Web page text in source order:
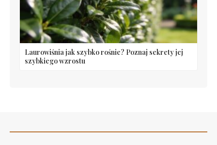
Laurowiśnia jak szybko rośnie? Poznaj sekrety jej
szybkiego wzrostu